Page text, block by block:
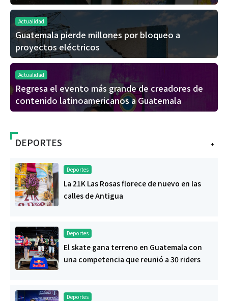
Actualidad
Guatemala pierde millones por bloqueo a
proyectos eléctricos
Actualidad
Regresa el evento más grande de creadores de
contenido latinoamericanos a Guatemala
+
DEPORTES
Deportes
La 21K Las Rosas florece de nuevo en las
calles de Antigua
Deportes
El skate gana terreno en Guatemala con
una competencia que reunió a 30 riders
Deportes